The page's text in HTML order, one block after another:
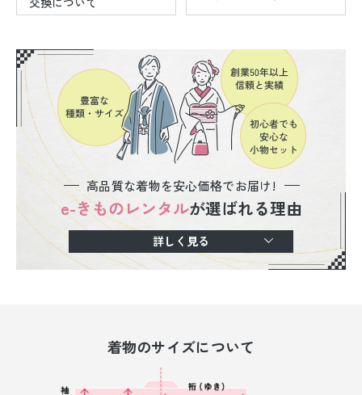
高品質な着物を安心価格でお届け!
e-きものレンタルが選ばれる理由
詳しく見る
着物のサイズについて